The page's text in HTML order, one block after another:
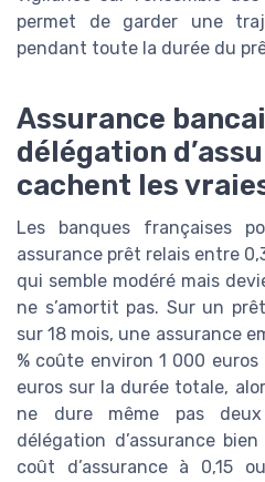
permet de garder une
pendant toute la durée du
Assurance
délégation
cachent les
Les banques françaises
assurance prêt relais entre
qui semble modéré mais
ne s’amortit pas. Sur un
sur 18 mois, une assurance
% coûte environ 1 000
euros sur la durée totale,
ne dure même pas
délégation d’assurance
coût d’assurance à 0,15